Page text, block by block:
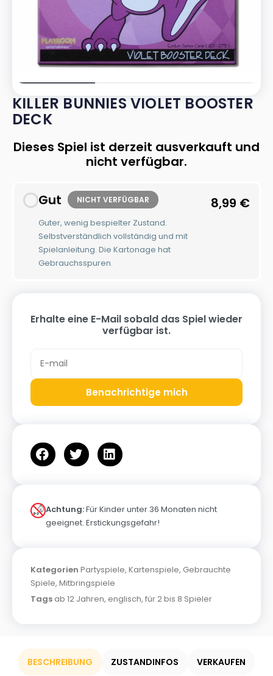
KILLER BUNNIES VIOLET BOOSTER
DECK
Dieses Spiel ist derzeit ausverkauft und
nicht verfügbar.
Gut NICHT VERFÜGBAR
Guter, wenig bespielter Zustand.
Selbstverständlich vollständig und mit
Spielanleitung. Die Kartonage hat
Gebrauchsspuren.
8,99 €
Erhalte eine E-Mail sobald das Spiel wieder
verfügbar ist.
Benachrichtige mich
Achtung:Für Kinder unter 36 Monaten nicht
geeignet. Erstickungsgefahr!
Kategorien Partyspiele, Kartenspiele, Gebrauchte
Spiele, Mitbringspiele
Tags ab 12 Jahren, englisch, für 2 bis 8 Spieler
BESCHREIBUNG ZUSTANDINFOS VERKAUFEN